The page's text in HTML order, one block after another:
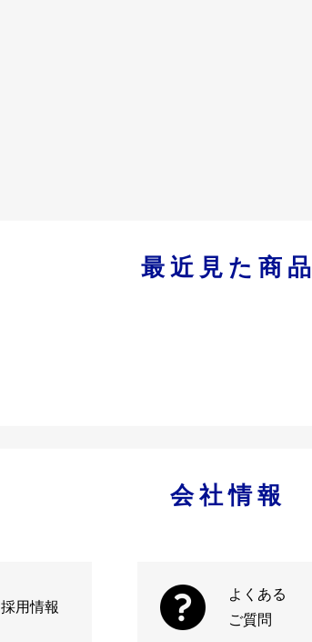
最近見た商品
会社情報
採用情報
よくある
ご質問